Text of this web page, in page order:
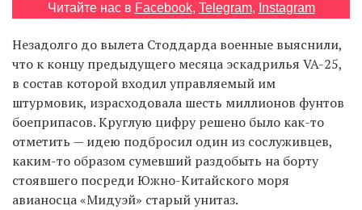
Читайте нас в Facebook, Telegram, Instagram
Незадолго до вылета Стоддарда военные выяснили,
что к концу предыдущего месяца эскадрилья VA-25,
в состав которой входил управляемый им
штурмовик, израсходовала шесть миллионов фунтов
боеприпасов. Круглую цифру решено было как-то
отметить — идею подбросил один из сослуживцев,
каким-то образом сумевший раздобыть на борту
стоявшего посреди Южно-Китайского моря
авианосца «Мидуэй» старый унитаз.